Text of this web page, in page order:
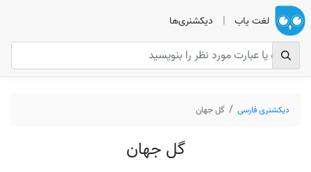
لغت یاب | دیکشنری‌ها
دیکشنری فارسی گل جهان
گل جهان